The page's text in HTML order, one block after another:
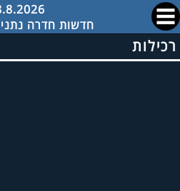
חדשות חדרה
רכילות